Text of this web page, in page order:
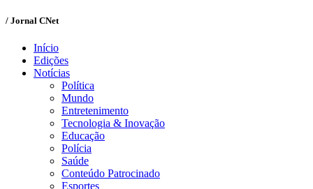
/ Jornal CNet
Início
Edições
Notícias
Política
Mundo
Entretenimento
Tecnologia & Inovação
Educação
Polícia
Saúde
Conteúdo Patrocinado
Esportes